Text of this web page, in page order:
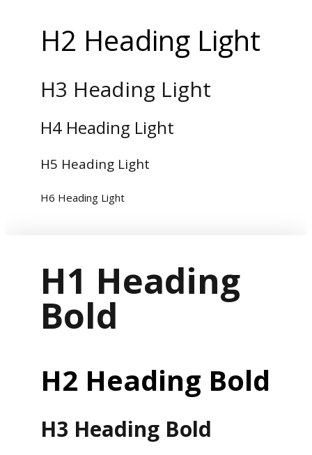
H2 Heading Light
H3 Heading Light
H4 Heading Light
H5 Heading Light
H6 Heading Light
H1 Heading
Bold
H2 Heading Bold
H3 Heading Bold